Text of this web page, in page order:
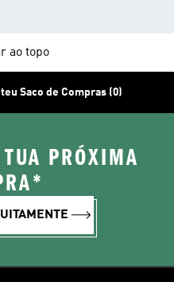
ao topo
teu Saco de Compras (0)
PRÓXIMA